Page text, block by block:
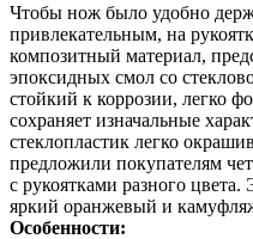
Чтобы нож было удобно
привлекательным, на
композитный материал,
эпоксидных смол со
стойкий к коррозии, легко
сохраняет изначальные
стеклопластик легко
предложили покупателям
с рукоятками разного
яркий оранжевый и
Особенности: